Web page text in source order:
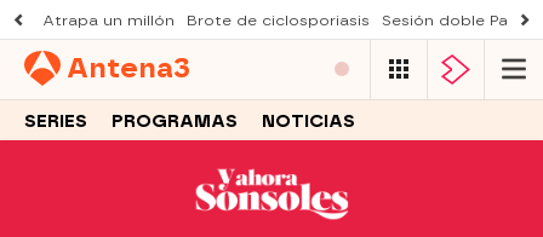
Atrapa un millón Brote de ciclosporiasis Sesión doble
Antena3
SERIES PROGRAMAS NOTICIAS